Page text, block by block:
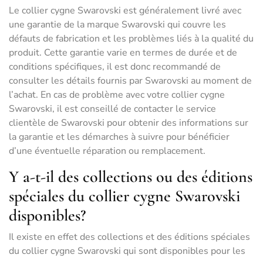
Le collier cygne Swarovski est généralement livré avec
une garantie de la marque Swarovski qui couvre les
défauts de fabrication et les problèmes liés à la qualité du
produit. Cette garantie varie en termes de durée et de
conditions spécifiques, il est donc recommandé de
consulter les détails fournis par Swarovski au moment de
l’achat. En cas de problème avec votre collier cygne
Swarovski, il est conseillé de contacter le service
clientèle de Swarovski pour obtenir des informations sur
la garantie et les démarches à suivre pour bénéficier
d’une éventuelle réparation ou remplacement.
Y a-t-il des collections ou des éditions
spéciales du collier cygne Swarovski
disponibles?
Il existe en effet des collections et des éditions spéciales
du collier cygne Swarovski qui sont disponibles pour les